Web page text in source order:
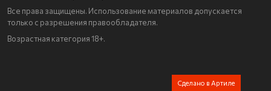
Все права защищены. Использование материалов допускается
только с разрешения правообладателя.
Возрастная категория 18+.
Сделано в Артиле